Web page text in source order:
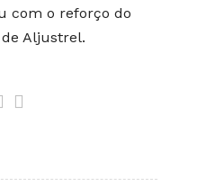
com o reforço do
Aljustrel.